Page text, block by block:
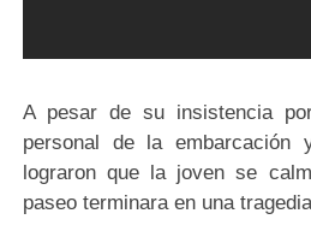
A pesar de su insistencia
personal de la
lograron que la joven se
paseo terminara en una